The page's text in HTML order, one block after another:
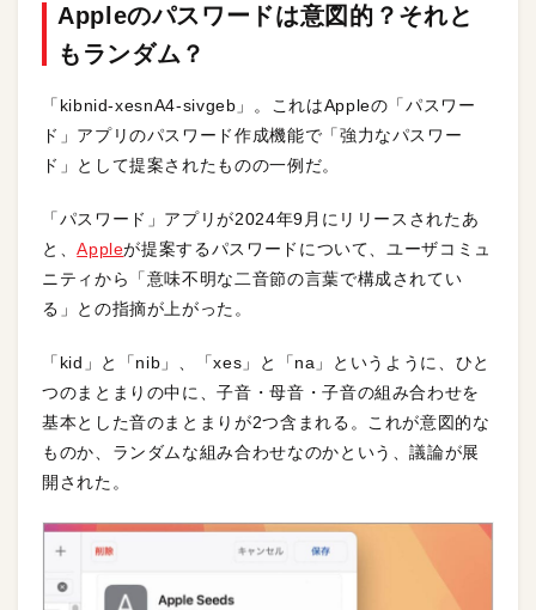
Appleのパスワードは意図的？それと
もランダム？
「kibnid-xesnA4-sivgeb」。これはAppleの「パスワー
ド」アプリのパスワード作成機能で「強力なパスワー
ド」として提案されたものの一例だ。
「パスワード」アプリが2024年9月にリリースされたあ
と、Appleが提案するパスワードについて、ユーザコミュ
ニティから「意味不明な二音節の言葉で構成されてい
る」との指摘が上がった。
「kid」と「nib」、「xes」と「na」というように、ひと
つのまとまりの中に、子音・母音・子音の組み合わせを
基本とした音のまとまりが2つ含まれる。これが意図的な
ものか、ランダムな組み合わせなのかという、議論が展
開された。